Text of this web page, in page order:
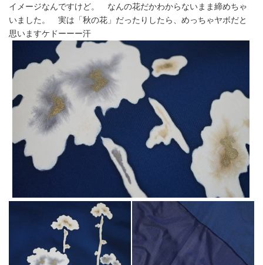
イメージなんですけど。 なんの花だかわからないまま締めちゃ
いました。 実は「秋の花」だったりしたら、めっちゃヤボだと
思いますケドーーー汗